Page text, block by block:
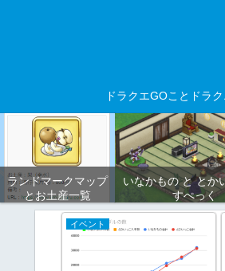
ドラクエGOことドラ
ランドマークマップ
とお土産一覧
いなかもの と とか
すぺっく
イベント